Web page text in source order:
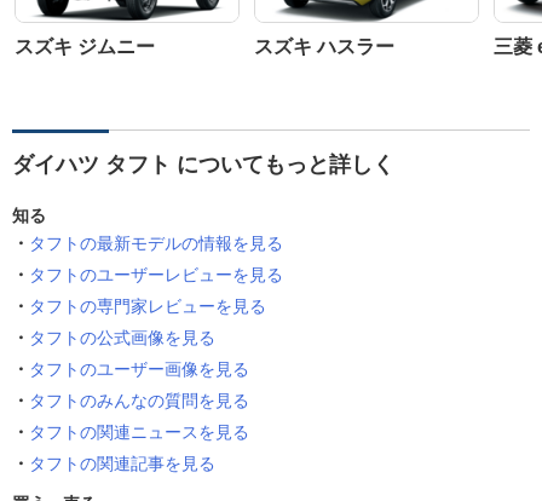
スズキ ジムニー スズキ ハスラー 三菱
ダイハツ タフト についてもっと詳しく
知る
タフトの最新モデルの情報を見る
タフトのユーザーレビューを見る
タフトの専門家レビューを見る
タフトの公式画像を見る
タフトのユーザー画像を見る
タフトのみんなの質問を見る
タフトの関連ニュースを見る
タフトの関連記事を見る